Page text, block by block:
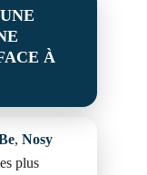
À
, Nosy
plus